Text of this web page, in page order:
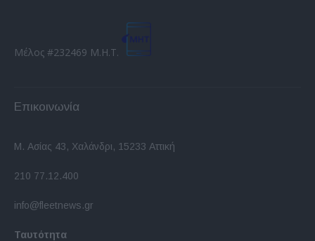
Μέλος #232469 Μ.Η.Τ.
Επικοινωνία
Μ. Ασίας 43, Χαλάνδρι, 15233 Αττική
210 77.12.400
info@fleetnews.gr
Ταυτότητα